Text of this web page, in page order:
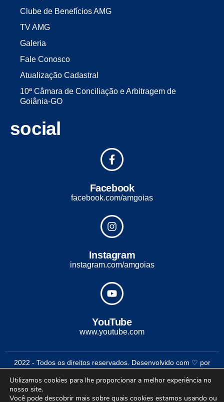
Clube de Benefícios AMG
TV AMG
Galeria
Fale Conosco
Atualização Cadastral
10ª Câmara de Conciliação e Arbitragem de
Goiânia-GO
social
Facebook
facebook.com/amgoias
Instagram
instagram.com/amgoias
YouTube
www.youtube.com
2022 - Todos os direitos reservados. Desenvolvido com ♡ por
Utilizamos cookies para lhe proporcionar a melhor experiência no
nosso site.
Você pode descobrir mais sobre quais cookies estamos usando ou